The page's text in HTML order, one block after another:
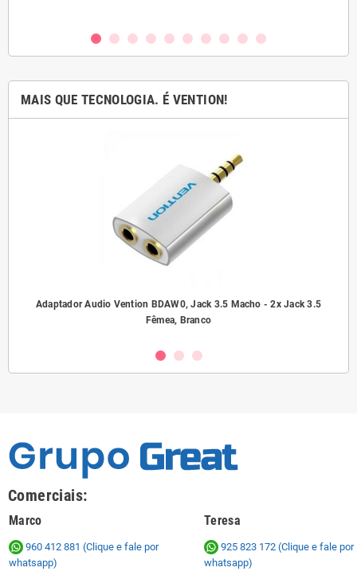
MAIS QUE TECNOLOGIA. É VENTION!
Adaptador Audio Vention BDAW0, Jack 3.5 Macho - 2x Jack 3.5
Fêmea, Branco
Comerciais:
Marco Teresa
960 412 881 (Clique e fale por
whatsapp)
925 823 172 (Clique e fale por
whatsapp)